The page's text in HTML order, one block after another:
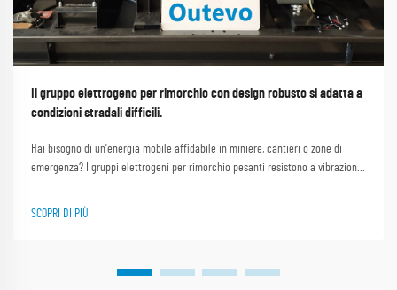
Il gruppo elettrogeno per rimorchio con design robusto si adatta a
condizioni stradali difficili.
Hai bisogno di un'energia mobile affidabile in miniere, cantieri o zone di
emergenza? I gruppi elettrogeni per rimorchio pesanti resistono a vibrazioni
certificata ISO e le prove nel mondo reale.
SCOPRI DI PIÙ